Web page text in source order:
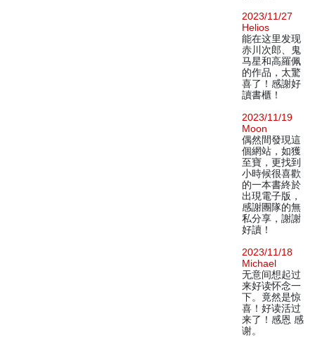
2023/11/27
Helios
能在这里发现
赤川次郎、鬼
马星和高羅佩
的作品，太驚
喜了！感謝好
讀書櫃！
2023/11/19
Moon
偶然間發現這
個網站，如獲
至寶，更找到
小時候很喜歡
的一本書終於
出現電子版，
感謝團隊的無
私分享，謝謝
好讀！
2023/11/18
Michael
无意间想起过
来好读怀念一
下。竟然是惊
喜！好读活过
来了！感恩 感
谢。